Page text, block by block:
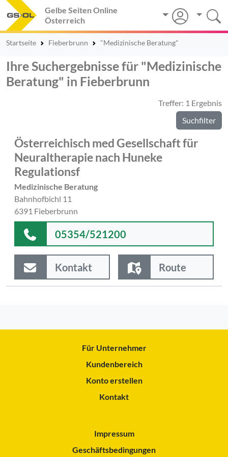
Gelbe Seiten Online
Österreich
Startseite Fieberbrunn "Medizinische Beratung"
Ihre Suchergebnisse für "Medizinische
Beratung" in Fieberbrunn
Treffer: 1 Ergebnis
Suchfilter
Österreichisch med Gesellschaft für
Neuraltherapie nach Huneke
Regulationsf
Medizinische Beratung
Bahnhofbichl 11
6391 Fieberbrunn
05354/521200
Kontakt Route
Für Unternehmer
Kundenbereich
Konto erstellen
Kontakt
Impressum
Geschäftsbedingungen